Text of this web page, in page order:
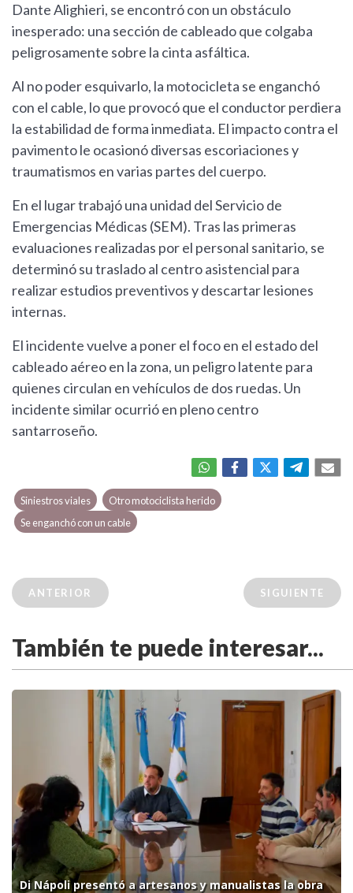
Dante Alighieri, se encontró con un obstáculo
inesperado: una sección de cableado que colgaba
peligrosamente sobre la cinta asfáltica.
Al no poder esquivarlo, la motocicleta se enganchó
con el cable, lo que provocó que el conductor perdiera
la estabilidad de forma inmediata. El impacto contra el
pavimento le ocasionó diversas escoriaciones y
traumatismos en varias partes del cuerpo.
En el lugar trabajó una unidad del Servicio de
Emergencias Médicas (SEM). Tras las primeras
evaluaciones realizadas por el personal sanitario, se
determinó su traslado al centro asistencial para
realizar estudios preventivos y descartar lesiones
internas.
El incidente vuelve a poner el foco en el estado del
cableado aéreo en la zona, un peligro latente para
quienes circulan en vehículos de dos ruedas. Un
incidente similar ocurrió en pleno centro
santarroseño.
Siniestros viales
Otro motociclista herido
Se enganchó con un cable
ANTERIOR SIGUIENTE
También te puede interesar...
Di Nápoli presentó a artesanos y manualistas la obra